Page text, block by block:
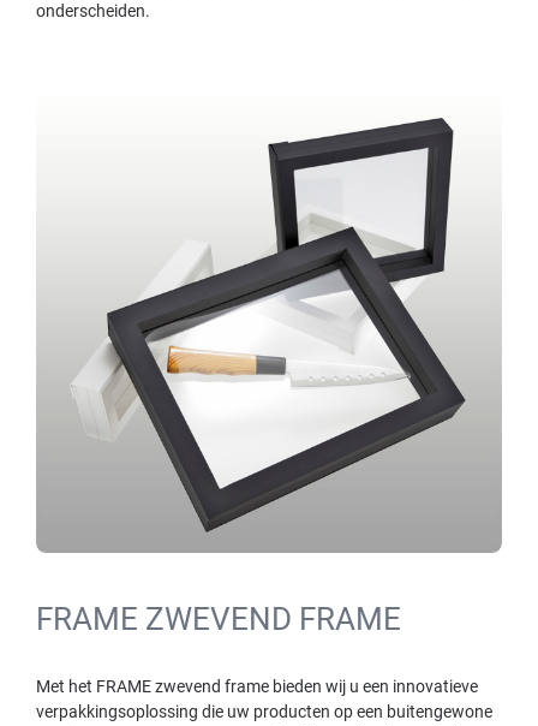
onderscheiden.
FRAME ZWEVEND FRAME
Met het FRAME zwevend frame bieden wij u een innovatieve
verpakkingsoplossing die uw producten op een buitengewone